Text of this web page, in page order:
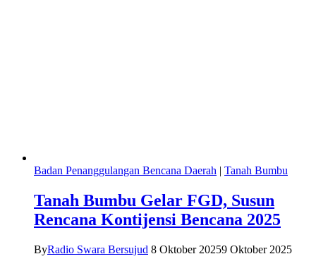
Badan Penanggulangan Bencana Daerah | Tanah Bumbu
Tanah Bumbu Gelar FGD, Susun
Rencana Kontijensi Bencana 2025
ByRadio Swara Bersujud 8 Oktober 20259 Oktober 2025